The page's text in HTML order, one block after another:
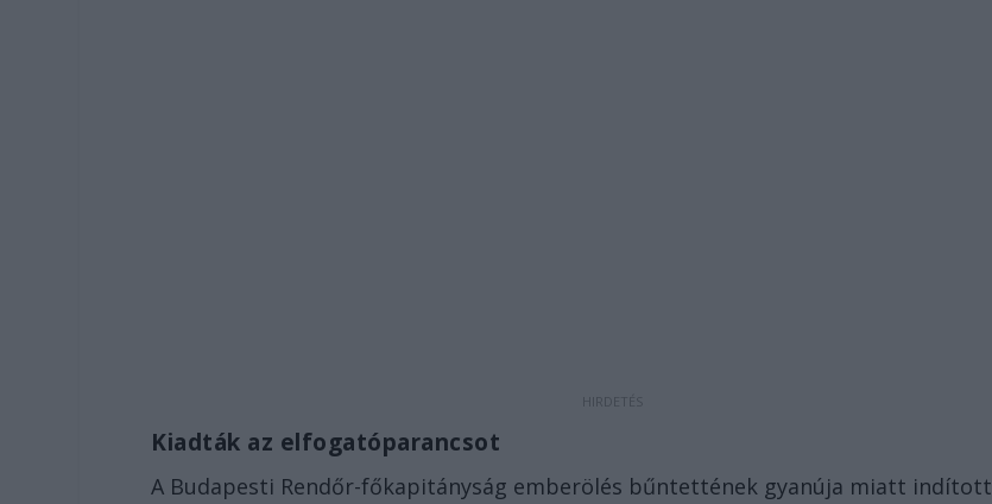
Kiadták az elfogatóparancsot
A Budapesti Rendőr-főkapitányság emberölés bűntettének gyanúja miatt indított